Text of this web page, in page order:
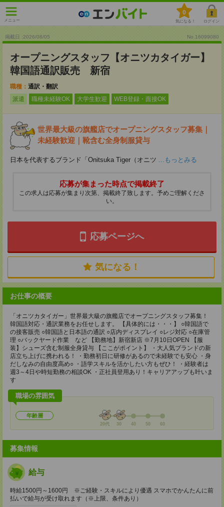
メニュー
0
気になる！ ログイン
掲載日 :2026/08/05 No.16099080
オープニングスタッフ【オニツカタイガー】
韓国語通訳販売 新宿
職種： 通訳・翻訳
派遣
職種未経験OK 大学生歓迎 WEB登録・面接OK
世界最大級の旗艦店でオープニングスタッフ募集｜
未経験歓迎｜靴含む全身制服貸与
日本を代表するブランド「Onitsuka Tiger（オニツ ...もっとみる
応募が集まった時点で掲載終了
この求人は応募が集まり次第、掲載終了致します。予めご理解くださ
い。
応募ページへ
気になる！
お仕事の概要
「オニツカタイガー」世界最大級の旗艦店でオープニングスタッフ募集！
韓国語対応・通訳業務をお任せします。 【具体的には・・・】 ○韓国語で
の接客販売 ○韓国語と日本語の通訳 ○店内ディスプレイ ○レジ対応 ○在庫管
理 ○バックヤード作業 など 【勤務地】新宿新店 ※7月10日OPEN 【服
装】シューズ含む制服全身貸与 【ここがポイント】 ・大人気ブランドの新
店立ち上げに携われる！ ・勤務初日に研修があるので未経験でも安心 ・身
だしなみの自由度高め○ ・語学スキルを活かしたい方もぜひ！ ・経験者は
週3～4日や時短勤務の相談OK ・正社員登用あり！キャリアアップも叶いま
す
職場の雰囲気
年齢層
20代 30 40 50 60
募集情報
給与
時給1500円～1600円 ※ご経験・スキルにより優遇 スマホでかんたんに前
払いで給与が受け取れます（※上限、条件あり）